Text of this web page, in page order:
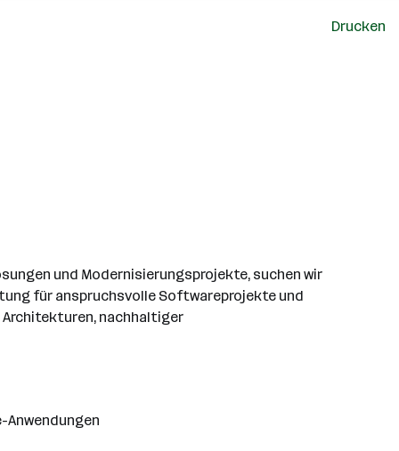
Drucken
und Modernisierungsprojekte, suchen wir
für anspruchsvolle Softwareprojekte und
Architekturen, nachhaltiger